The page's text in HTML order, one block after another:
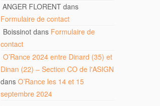
ANGER FLORENT dans
Formulaire de contact
Boissinot dans Formulaire de
contact
O’Rance 2024 entre Dinard (35) et
Dinan (22) – Section CO de l'ASIGN
dans O’Rance les 14 et 15
septembre 2024